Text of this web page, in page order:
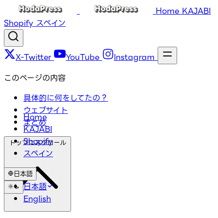
Home KAJABI
Shopify スペイン
X-Twitter YouTube Instagram
Home
KAJABI
Shopify
スペイン
日本語
日本語
English
このページの内容
具体的に何をしてたの？
ウェブサイト
まとめ
トップにスクロール